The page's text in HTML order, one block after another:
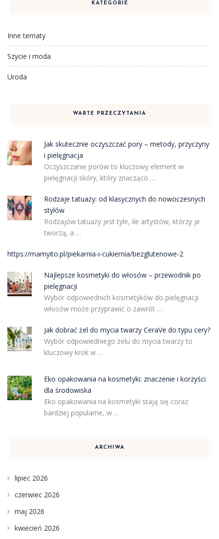
KATEGORIE
Inne tematy
Szycie i moda
Uroda
WARTE PRZECZYTANIA
Jak skutecznie oczyszczać pory – metody, przyczyny
i pielęgnacja
Oczyszczanie porów to kluczowy element w
pielęgnacji skóry, który znacząco …
Rodzaje tatuaży: od klasycznych do nowoczesnych
stylów
Rodzajów tatuaży jest tyle, ile artystów, którzy je
tworzą, a …
https://mamyito.pl/piekarnia-i-cukiernia/bezglutenowe-2
Najlepsze kosmetyki do włosów – przewodnik po
pielęgnacji
Wybór odpowiednich kosmetyków do pielęgnacji
włosów może przyprawić o zawrót …
Jak dobrać żel do mycia twarzy CeraVe do typu cery?
Wybór odpowiedniego żelu do mycia twarzy to
kluczowy krok w …
Eko opakowania na kosmetyki: znaczenie i korzyści
dla środowiska
Eko opakowania na kosmetyki stają się coraz
bardziej popularne, w …
ARCHIWA
lipiec 2026
czerwiec 2026
maj 2026
kwiecień 2026